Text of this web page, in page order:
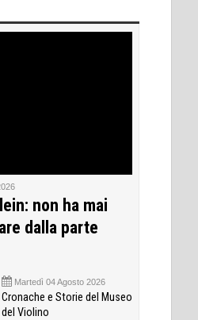
non ha mai
dalla parte
Martedì 04 Agosto 2026
Cronache e Storie del Museo
del Violino